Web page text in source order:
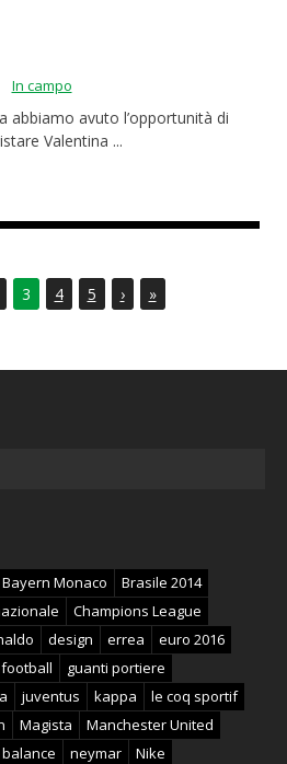
In campo
abbiamo avuto l’opportunità di
Valentina ...
3 4 5 › »
Bayern Monaco
Brasile 2014
Champions League
design errea
euro 2016
football
guanti portiere
juventus kappa
le coq sportif
Magista
Manchester United
neymar
Nike